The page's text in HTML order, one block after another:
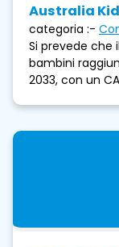
Australia
categoria :-
Si prevede che
bambini
2033, con un